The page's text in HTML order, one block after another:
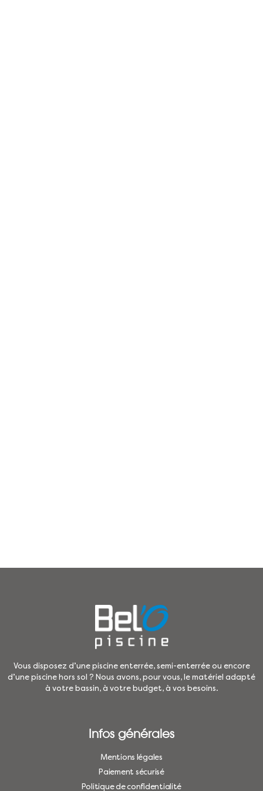
Vous disposez d’une piscine enterrée, semi-enterrée ou encore
d’une piscine hors sol ? Nous avons, pour vous, le matériel adapté
à votre bassin, à votre budget, à vos besoins.
Infos générales
Mentions légales
Paiement sécurisé
Politique de confidentialité